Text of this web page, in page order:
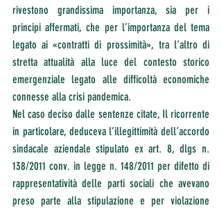
rivestono grandissima importanza, sia per i
principi affermati, che per l’importanza del tema
legato ai «contratti di prossimità», tra l’altro di
stretta attualità alla luce del contesto storico
emergenziale legato alle difficoltà economiche
connesse alla crisi pandemica.
Nel caso deciso dalle sentenze citate, Il ricorrente
in particolare, deduceva l’illegittimità dell’accordo
sindacale aziendale stipulato ex art. 8, dlgs n.
138/2011 conv. in legge n. 148/2011 per difetto di
rappresentatività delle parti sociali che avevano
preso parte alla stipulazione e per violazione